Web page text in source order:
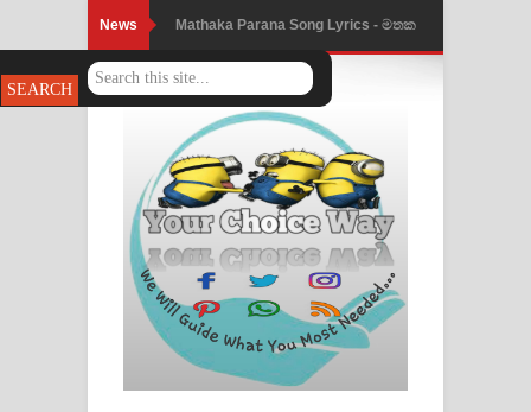
News Mathaka Parana Song Lyrics - මතක
පාරනා ගීතයේ පද පෙළ
Nimnadhen Song Lyrics - නිම්නාදෙන්
ගීතයේ පද පෙළ
Obamai Mage Adare Song Lyrics -
ඔබමයි මගේ ආදරේ ගීතයේ පද පෙළ
Pansal Gihin Song Lyrics - පන්සල් ගිහිං
ගීතයේ පද පෙළ